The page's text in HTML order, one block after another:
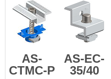
AS-
CTMC-P
AS-EC-
35/40